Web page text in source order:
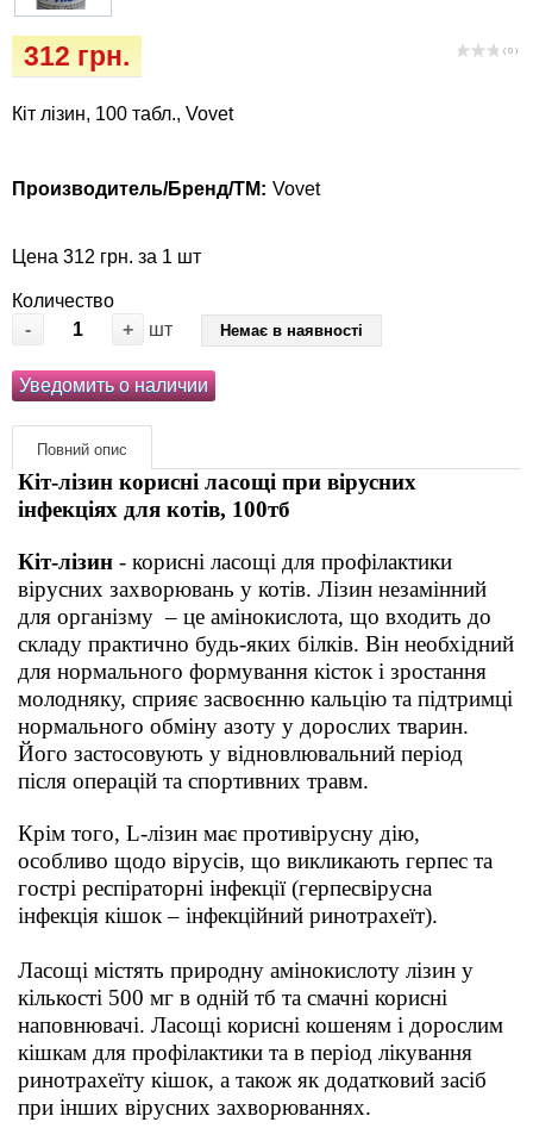
( 0 )
312 грн.
Кіт лізин, 100 табл., Vovet
Производитель/Бренд/ТМ: Vovet
Цена 312 грн. за 1 шт
Количество
-
+ шт Немає в наявності
Уведомить о наличии
Повний опис
Кіт-лізин корисні ласощі при вірусних
інфекціях для котів, 100тб
Кіт-лізин - корисні ласощі для профілактики
вірусних захворювань у котів. Лізин незамінний
для організму – це амінокислота, що входить до
складу практично будь-яких білків. Він необхідний
для нормального формування кісток і зростання
молодняку, сприяє засвоєнню кальцію та підтримці
нормального обміну азоту у дорослих тварин.
Його застосовують у відновлювальний період
після операцій та спортивних травм.
Крім того, L-лізин має противірусну дію,
особливо щодо вірусів, що викликають герпес та
гострі респіраторні інфекції (герпесвірусна
інфекція кішок – інфекційний ринотрахеїт).
Ласощі містять природну амінокислоту лізин у
кількості 500 мг в одній тб та смачні корисні
наповнювачі. Ласощі корисні кошеням і дорослим
кішкам для профілактики та в період лікування
ринотрахеїту кішок, а також як додатковий засіб
при інших вірусних захворюваннях.
Ласощі та корма
Vet Diet Canine Wet - ветеринарные диеты
для собак
Лежаки, будиночки, охолоджуючи
Одяг та взуття
Переноски, сумки, клітки
Післяопераційні засоби та витратні
матеріали
Подарункові сертифікати
Товари для гризунів
Товари для коней
Товари для людей
Хозряд - господарчі товари оптом
Популярні зоотовари
Архів / Знято з виробництва